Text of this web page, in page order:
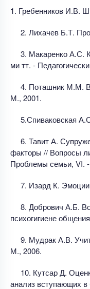
1. Гребенников И.В.
2. Лихачев Б.Т.
3. Макаренко А.С.
ми тт. -
4. Поташник М.М. В
М., 2001.
5.Спиваковская
6. Тавит А.
факторы // Вопросы
Проблемы семьи, VI. -
7. Изард К.
8. Добрович А.Б.
психогигиене
9. Мудрак А.В.
М., 2006.
10. Кутсар Д.
анализ вступающих в